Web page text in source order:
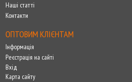
Наші статті
Контакти
ОПТОВИМ КЛІЄНТАМ
Інформація
Реєстрація на сайті
Вхід
Карта сайту